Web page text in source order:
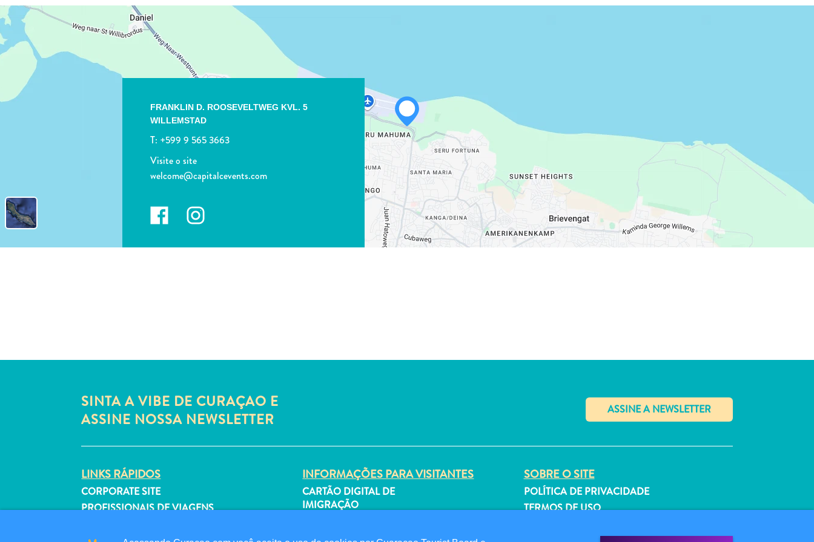
FRANKLIN D. ROOSEVELTWEG KVL. 5
WILLEMSTAD
T: +599 9 565 3663
Visite o site
welcome@capitalcevents.com
SINTA A VIBE DE CURAÇAO E
ASSINE NOSSA NEWSLETTER
✕
LINKS RÁPIDOS
CORPORATE SITE
PROFISSIONAIS DE VIAGENS
INFORMAÇÕES PARA VISITANTES
CARTÃO DIGITAL DE
IMIGRAÇÃO
FALE CONOSCO
SOBRE O SITE
POLÍTICA DE PRIVACIDADE
TERMOS DE USO
COPIE LINK